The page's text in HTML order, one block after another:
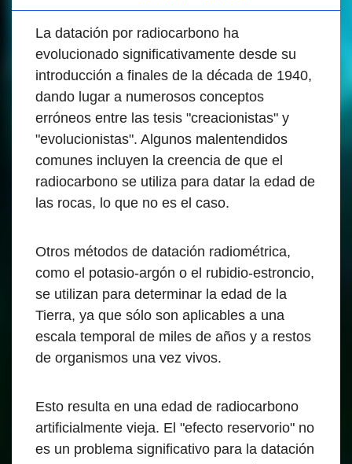
La datación por radiocarbono ha
evolucionado significativamente desde su
introducción a finales de la década de 1940,
dando lugar a numerosos conceptos
erróneos entre las tesis "creacionistas" y
"evolucionistas". Algunos malentendidos
comunes incluyen la creencia de que el
radiocarbono se utiliza para datar la edad de
las rocas, lo que no es el caso.
Otros métodos de datación radiométrica,
como el potasio-argón o el rubidio-estroncio,
se utilizan para determinar la edad de la
Tierra, ya que sólo son aplicables a una
escala temporal de miles de años y a restos
de organismos una vez vivos.
Esto resulta en una edad de radiocarbono
artificialmente vieja. El "efecto reservorio" no
es un problema significativo para la datación